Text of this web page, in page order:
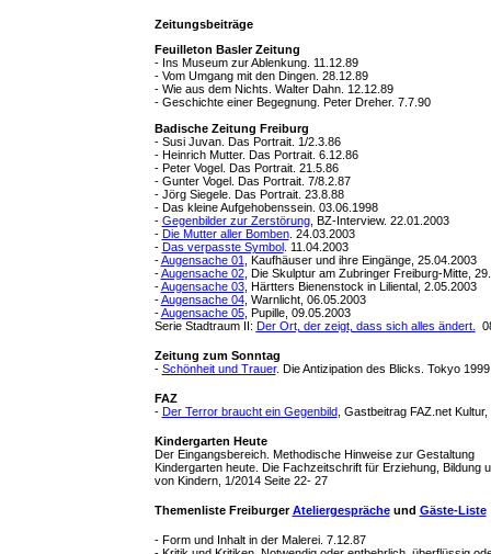
Zeitungsbeiträge
Feuilleton Basler Zeitung
- Ins Museum zur Ablenkung. 11.12.89
- Vom Umgang mit den Dingen. 28.12.89
- Wie aus dem Nichts. Walter Dahn. 12.12.89
- Geschichte einer Begegnung. Peter Dreher. 7.7.90
Badische Zeitung Freiburg
- Susi Juvan. Das Portrait. 1/2.3.86
- Heinrich Mutter. Das Portrait. 6.12.86
- Peter Vogel. Das Portrait. 21.5.86
- Gunter Vogel. Das Portrait. 7/8.2.87
- Jörg Siegele. Das Portrait. 23.8.88
- Das kleine Aufgehobenssein. 03.06.1998
- Gegenbilder zur Zerstörung, BZ-Interview. 22.01.2003
- Die Mutter aller Bomben. 24.03.2003
- Das verpasste Symbol. 11.04.2003
-Augensache 01
, Kaufhäuser und ihre Eingänge, 25.04.2003
-Augensache 02, Die Skulptur am Zubringer Freiburg-Mitte,
-Augensache 03, Härtters Bienenstock in Liliental, 2.05.2003
-Augensache 04, Warnlicht, 06.05.2003
-Augensache 05, Pupille, 09.05.2003
Serie Stadtraum II: Der Ort, der zeigt, dass sich alles ändert.
Zeitung zum Sonntag
- Schönheit und Trauer. Die Antizipation des Blicks. Tokyo
FAZ
- Der Terror braucht ein Gegenbild, Gastbeitrag FAZ.net
Kindergarten Heute
Der Eingangsbereich. Methodische Hinweise zur Gestaltung
Kindergarten heute. Die Fachzeitschrift für Erziehung, Bildung
von Kindern, 1/2014 Seite 22- 27
Themenliste FreiburgerAteliergesprächeund Gäste-Liste
- Form und Inhalt in der Malerei. 7.12.87